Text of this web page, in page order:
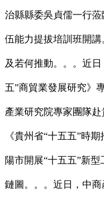
治縣縣委吳貞儒一行
伍能力提拔培訓班開
及若何推動。。。近
五”商貿業發展研究》
產業研究院專家團隊
《貴州省“十五五”時
陽市開展“十五五”新
鏈圖。。。近日，中